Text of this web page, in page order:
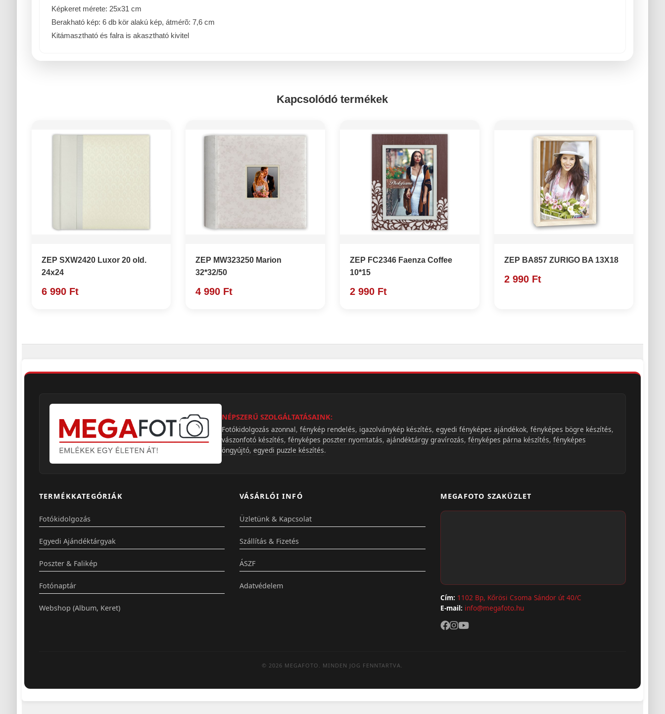
Képkeret mérete: 25x31 cm
Berakható kép: 6 db kör alakú kép, átmérõ: 7,6 cm
Kitámasztható és falra is akasztható kivitel
Kapcsolódó termékek
ZEP SXW2420 Luxor 20 old.
24x24
6 990 Ft
ZEP MW323250 Marion
32*32/50
4 990 Ft
ZEP FC2346 Faenza Coffee
10*15
2 990 Ft
ZEP BA857 ZURIGO BA 13X18
2 990 Ft
NÉPSZERŰ SZOLGÁLTATÁSAINK:
Fotókidolgozás azonnal, fénykép rendelés, igazolványkép készítés, egyedi fényképes ajándékok, fényképes bögre készítés,
vászonfotó készítés, fényképes poszter nyomtatás, ajándéktárgy gravírozás, fényképes párna készítés, fényképes
öngyújtó, egyedi puzzle készítés.
TERMÉKKATEGÓRIÁK
Fotókidolgozás
Egyedi Ajándéktárgyak
Poszter & Falikép
Fotónaptár
Webshop (Album, Keret)
VÁSÁRLÓI INFÓ
Üzletünk & Kapcsolat
Szállítás & Fizetés
ÁSZF
Adatvédelem
MEGAFOTO SZAKÜZLET
Cím: 1102 Bp, Kőrösi Csoma Sándor út 40/C
E-mail: info@megafoto.hu
© 2026 MEGAFOTO. MINDEN JOG FENNTARTVA.